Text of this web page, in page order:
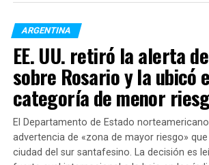
hubo un sistema de
segregación racial
legalizado como en
Unidos o Sudáfrica,
tuviéramos que
un grupo de
viven en un barrio
ARGENTINA
EE. UU. retiró la alerta
sobre Rosario y la ubicó
categoría de menor
El Departamento de Estado
advertencia de «zona de mayor riesgo»
ciudad del sur santafesino. La decisión es